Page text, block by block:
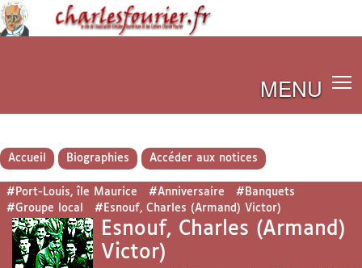
MENU
Accueil Biographies Accéder aux notices
#Port-Louis, île Maurice #Anniversaire
#Banquets
#Groupe local
#Esnouf, Charles (Armand) Victor)
Esnouf, Charles (Armand)
Victor)